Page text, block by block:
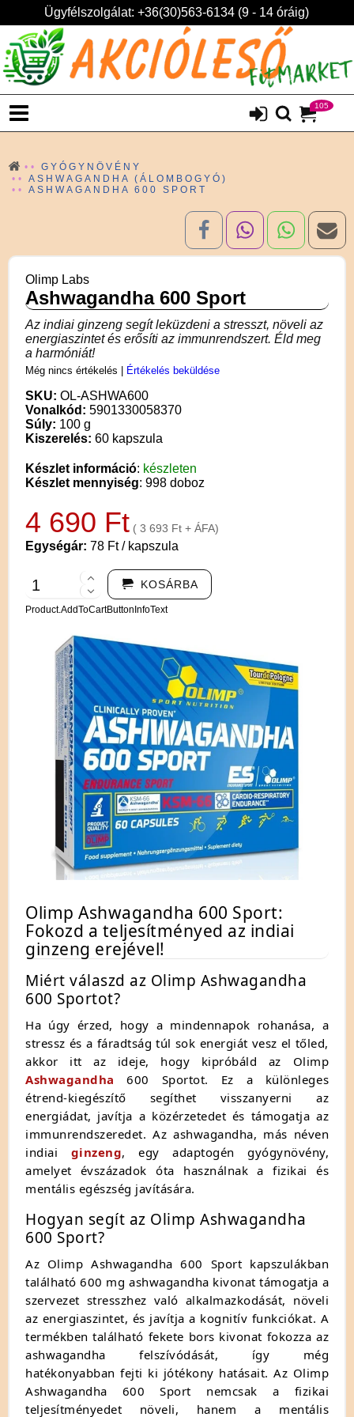
Ügyfélszolgálat: +36(30)563-6134 (9 - 14 óráig)
105
GYÓGYNÖVÉNY
ASHWAGANDHA (ÁLOMBOGYÓ)
ASHWAGANDHA 600 SPORT
Olimp Labs
Ashwagandha 600 Sport
Az indiai ginzeng segít leküzdeni a stresszt, növeli az
energiaszintet és erősíti az immunrendszert. Éld meg
a harmóniát!
Még nincs értékelés Értékelés beküldése
SKU: OL-ASHWA600
Vonalkód: 5901330058370
Súly: 100 g
Kiszerelés: 60 kapszula
Készlet információ: készleten
Készlet mennyiség: 998 doboz
4 690 Ft ( 3 693 Ft + ÁFA)
Egységár: 78 Ft / kapszula
KOSÁRBA
Product.AddToCartButtonInfoText
Olimp Ashwagandha 600 Sport:
Fokozd a teljesítményed az indiai
ginzeng erejével!
Miért válaszd az Olimp Ashwagandha
600 Sportot?
Ha úgy érzed, hogy a mindennapok rohanása, a
stressz és a fáradtság túl sok energiát vesz el tőled,
akkor itt az ideje, hogy kipróbáld az Olimp
Ashwagandha 600 Sportot. Ez a különleges
étrend-kiegészítő segíthet visszanyerni az
energiádat, javítja a közérzetedet és támogatja az
immunrendszeredet. Az ashwagandha, más néven
indiai ginzeng, egy adaptogén gyógynövény,
amelyet évszázadok óta használnak a fizikai és
mentális egészség javítására.
Hogyan segít az Olimp Ashwagandha
600 Sport?
Az Olimp Ashwagandha 600 Sport kapszulákban
található 600 mg ashwagandha kivonat támogatja a
szervezet stresszhez való alkalmazkodását, növeli
az energiaszintet, és javítja a kognitív funkciókat. A
termékben található fekete bors kivonat fokozza az
ashwagandha felszívódását, így még
hatékonyabban fejti ki jótékony hatásait. Az Olimp
Ashwagandha 600 Sport nemcsak a fizikai
teljesítményedet növeli, hanem a mentális